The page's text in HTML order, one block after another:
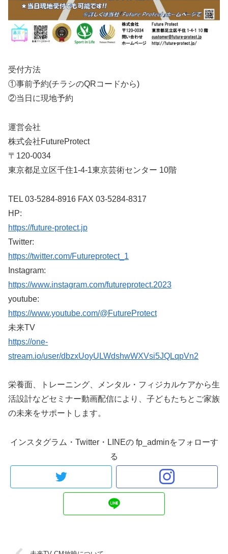
受付方法
①事前予約(チラシのQRコードから)
②当日に現地予約
運営会社
株式会社FutureProtect
〒120-0034
東京都足立区千住1-4-1東京芸術センター 10階
TEL 03-5284-8916 FAX 03-5284-8317
HP:
https://future-protect.jp
Twitter:
https://twitter.com/Futureprotect_1
Instagram:
https://www.instagram.com/futureprotect.2023
youtube:
https://www.youtube.com/@FutureProtect
未来TV
https://one-
stream.io/user/dbzxUoyULWdshwWXVsi5JQLqpVn2
栄養面、トレーニング、メンタル・フィジカルケアから生
活設計などセミナー動画配信により、子どもたちとご家族
の未来をサポートします。
インスタグラム・Twitter・LINEの fp_adminをフォローす
る